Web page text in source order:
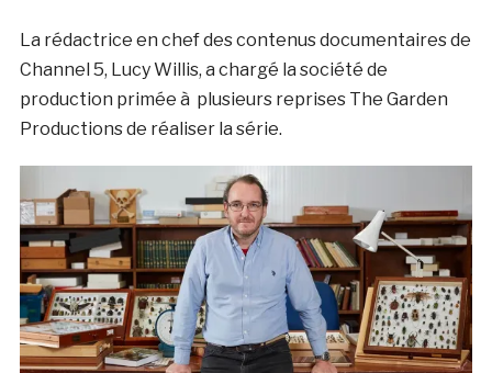
La rédactrice en chef des contenus documentaires de
Channel 5, Lucy Willis, a chargé la société de
production primée à plusieurs reprises The Garden
Productions de réaliser la série.